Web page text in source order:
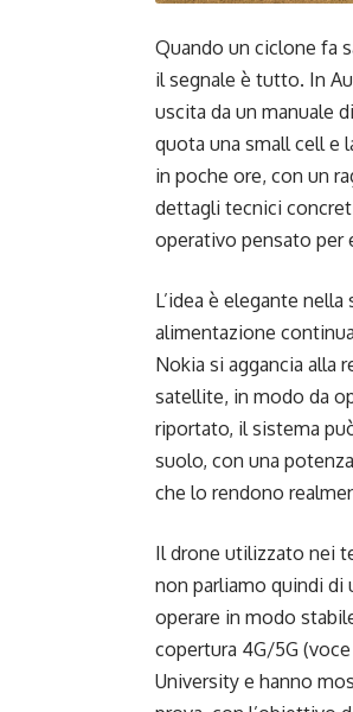
Quando un ciclone fa
il segnale è tutto. In
uscita da un manuale
quota una small cell e
in poche ore, con un
dettagli tecnici
operativo pensato per
L’idea è elegante
alimentazione
Nokia si aggancia alla
satellite, in modo da
riportato, il sistema
suolo, con una
che lo rendono
Il drone utilizzato nei
non parliamo quindi di
operare in modo
copertura 4G/5G
University e hanno